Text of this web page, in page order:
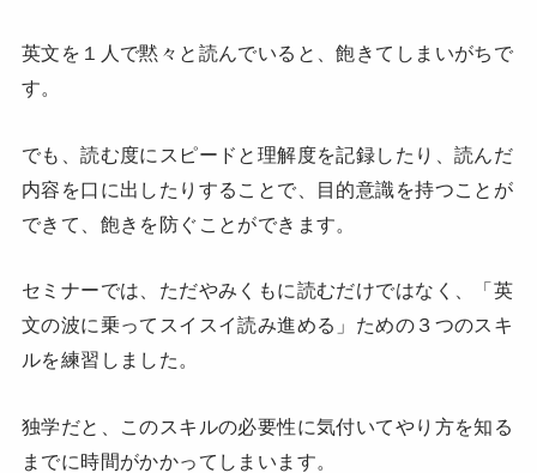
英文を１人で黙々と読んでいると、飽きてしまいがちで
す。
でも、読む度にスピードと理解度を記録したり、読んだ
内容を口に出したりすることで、目的意識を持つことが
できて、飽きを防ぐことができます。
セミナーでは、ただやみくもに読むだけではなく、「英
文の波に乗ってスイスイ読み進める」ための３つのスキ
ルを練習しました。
独学だと、このスキルの必要性に気付いてやり方を知る
までに時間がかかってしまいます。